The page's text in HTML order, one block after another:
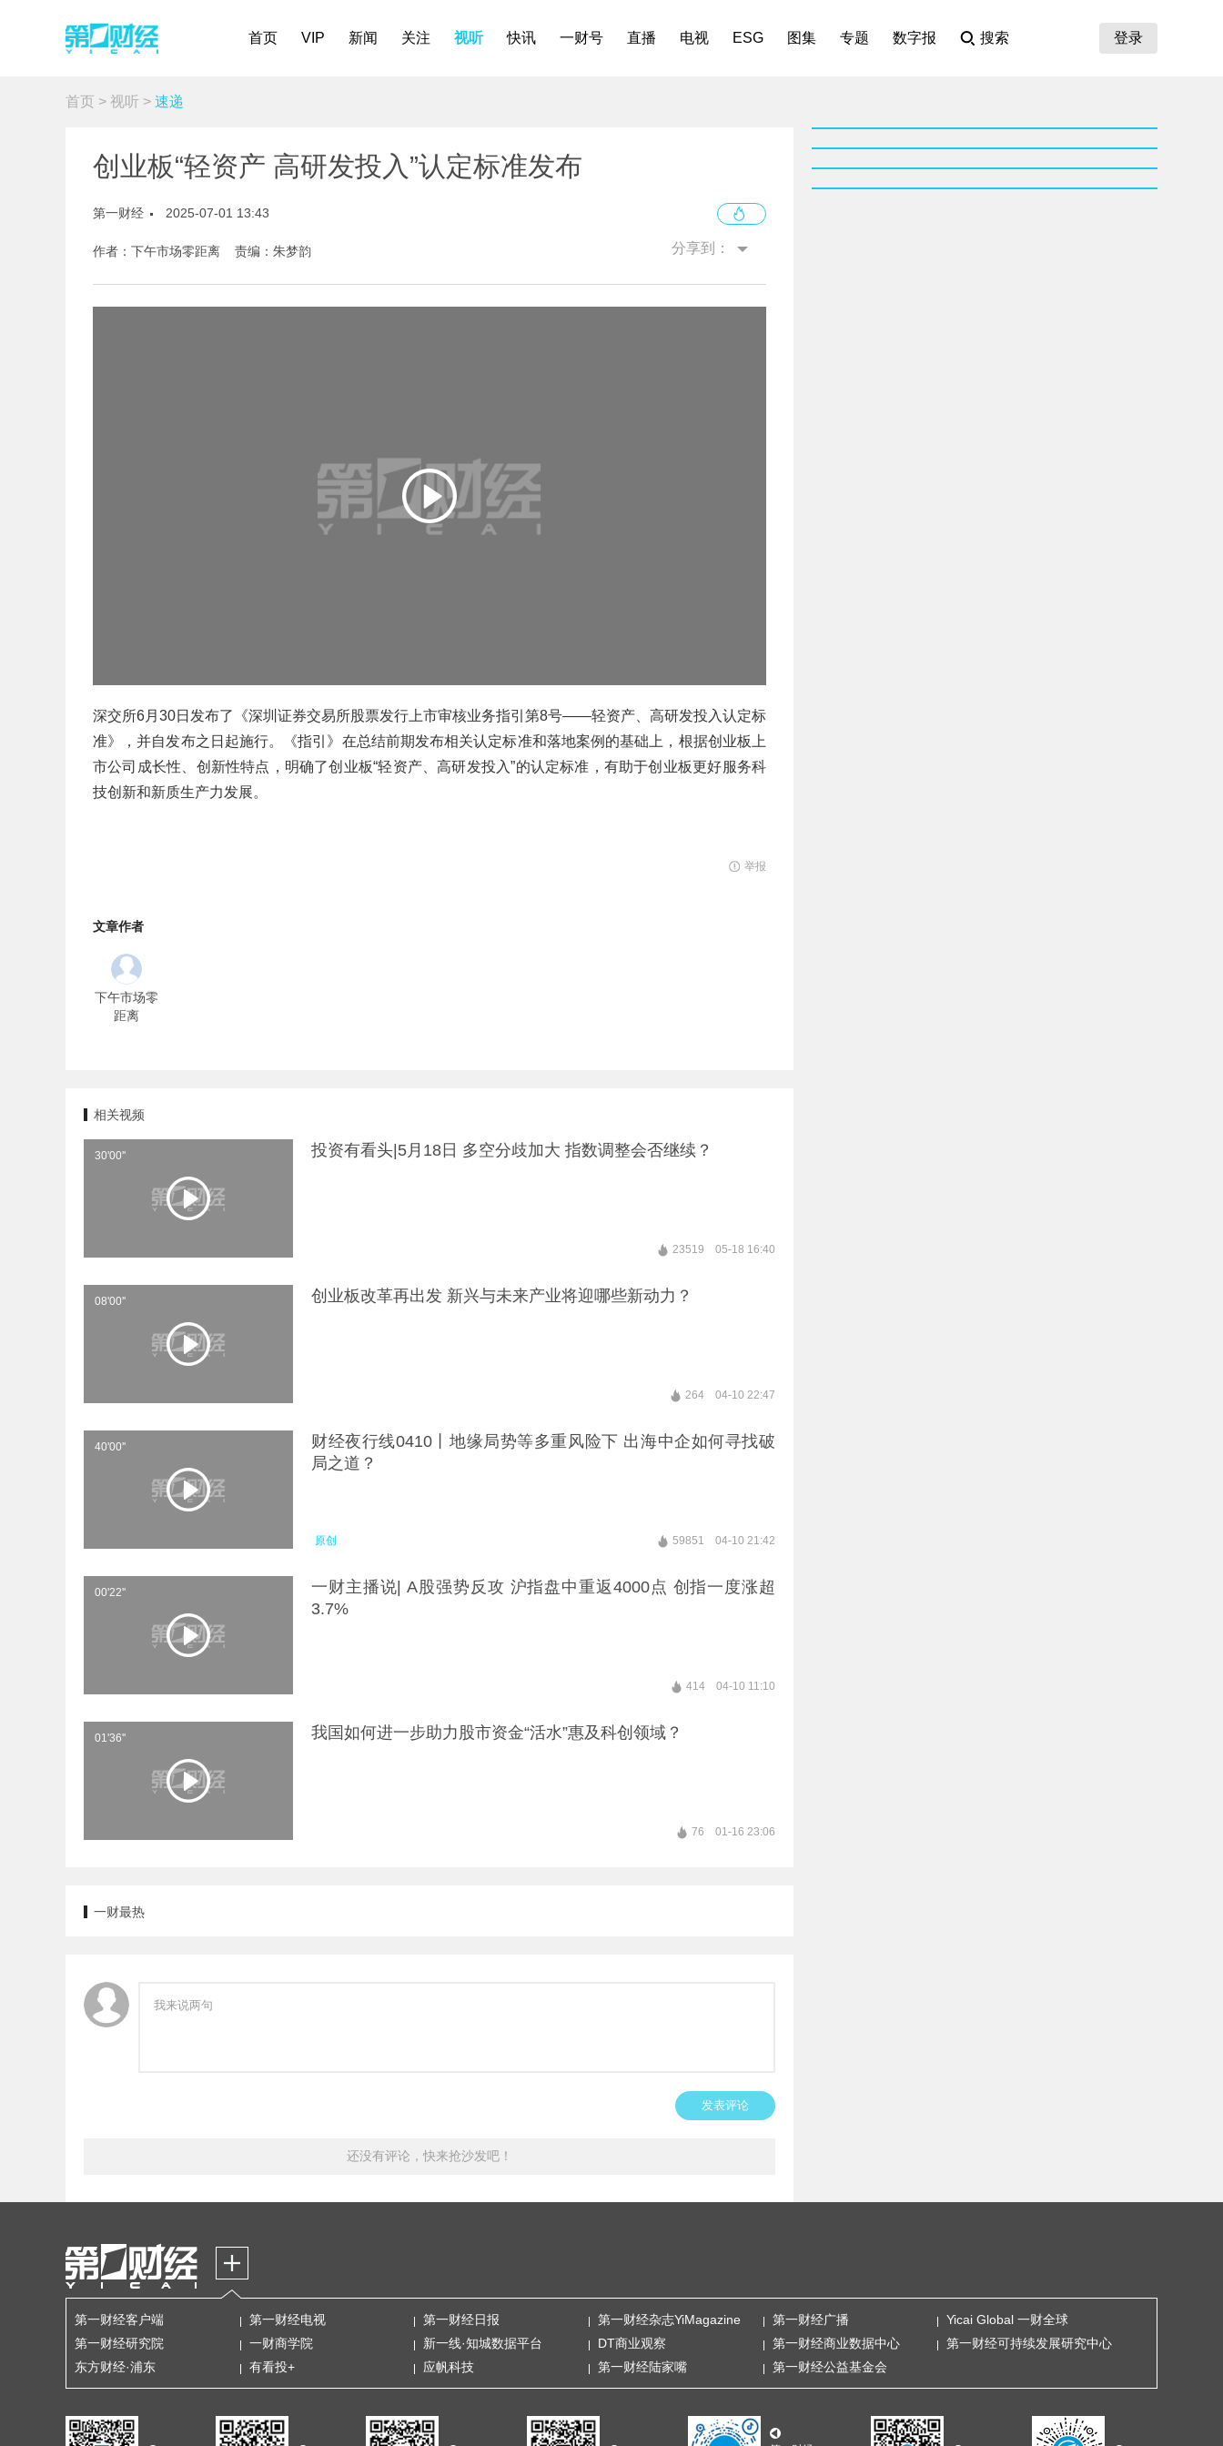
首页 VIP 新闻 关注 视听 快讯 一财号 直播 电视 ESG 图集 专题 数字报 搜索 登录
首页 > 视听 > 速递
创业板“轻资产 高研发投入”认定标准发布
第一财经 2025-07-01 13:43
作者：下午市场零距离 责编：朱梦韵 分享到：
深交所6月30日发布了《深圳证券交易所股票发行上市审核业务指引第8号——轻资产、高研发投入认定标
准》，并自发布之日起施行。《指引》在总结前期发布相关认定标准和落地案例的基础上，根据创业板上
市公司成长性、创新性特点，明确了创业板“轻资产、高研发投入”的认定标准，有助于创业板更好服务科
技创新和新质生产力发展。
举报
文章作者
下午市场零
距离
相关视频
30'00'' 投资有看头|5月18日 多空分歧加大 指数调整会否继续？
23519 05-18 16:40
08'00'' 创业板改革再出发 新兴与未来产业将迎哪些新动力？
264 04-10 22:47
40'00''
财经夜行线0410丨地缘局势等多重风险下 出海中企如何寻找破
局之道？
原创 59851 04-10 21:42
00'22''
一财主播说| A股强势反攻 沪指盘中重返4000点 创指一度涨超
3.7%
414 04-10 11:10
01'36'' 我国如何进一步助力股市资金“活水”惠及科创领域？
76 01-16 23:06
一财最热
发表评论
还没有评论，快来抢沙发吧！
第一财经客户端 第一财经电视 第一财经日报 第一财经杂志YiMagazine 第一财经广播
Yicai Global 一财全球
第一财经研究院
一财商学院 新一线·知城数据平台 DT商业观察 第一财经商业数据中心
第一财经可持续发展研究中心
东方财经·浦东
有看投+ 应帆科技 第一财经陆家嘴 第一财经公益基金会